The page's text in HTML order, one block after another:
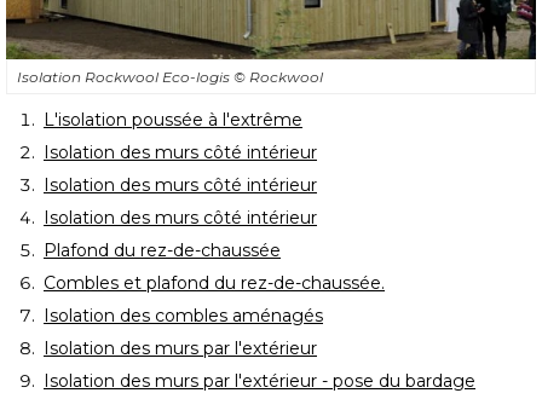
Isolation Rockwool Eco-logis © Rockwool
L'isolation poussée à l'extrême
Isolation des murs côté intérieur
Isolation des murs côté intérieur
Isolation des murs côté intérieur
Plafond du rez-de-chaussée
Combles et plafond du rez-de-chaussée.
Isolation des combles aménagés
Isolation des murs par l'extérieur
Isolation des murs par l'extérieur - pose du bardage